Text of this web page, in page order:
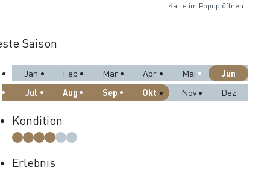
Karte im Popup öffnen
Saison
Jan Feb Mär Apr Mai
Jun
Jul
Aug Sep Okt Nov Dez
Kondition
Erlebnis